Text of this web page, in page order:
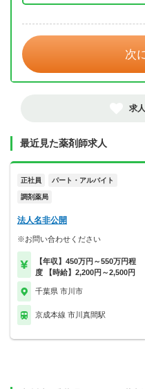
次
求
最近見た薬剤師求人
正社員 パート・アルバイト
調剤薬局
法人名非公開
※お問い合わせください
【年収】450万円～550万円程
度 【時給】2,200円～2,500円
千葉県 市川市
京成本線 市川真間駅